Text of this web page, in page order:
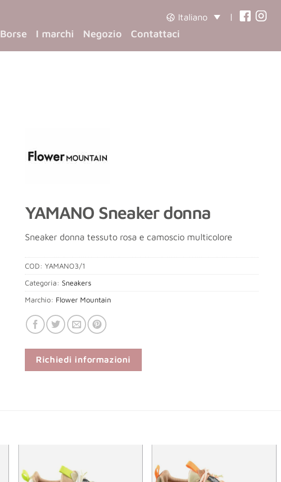
Italiano
|
Borse I marchi Negozio Contattaci
YAMANO Sneaker donna
Sneaker donna tessuto rosa e camoscio multicolore
COD: YAMANO3/1
Categoria: Sneakers
Marchio: Flower Mountain
Richiedi informazioni